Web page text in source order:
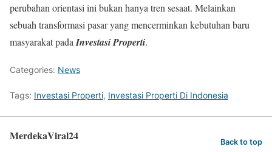
perubahan orientasi ini bukan hanya tren sesaat. Melainkan
sebuah transformasi pasar yang mencerminkan kebutuhan baru
masyarakat pada Investasi Properti.
Categories: News
Tags: Investasi Properti, Investasi Properti Di Indonesia
MerdekaViral24 Back to top